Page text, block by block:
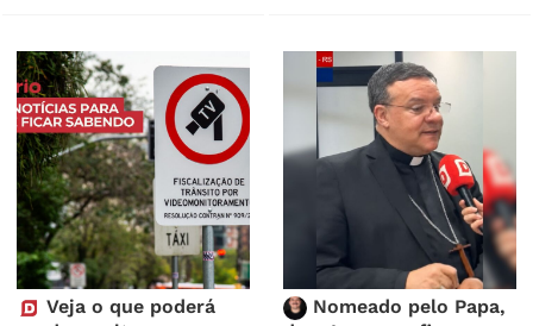
Veja o que poderá
Nomeado pelo Papa,